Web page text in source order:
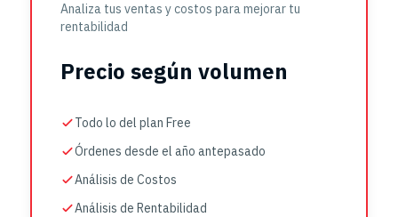
Analiza tus ventas y costos para mejorar tu
rentabilidad
Precio según volumen
Todo lo del plan Free
Órdenes desde el año antepasado
Análisis de Costos
Análisis de Rentabilidad